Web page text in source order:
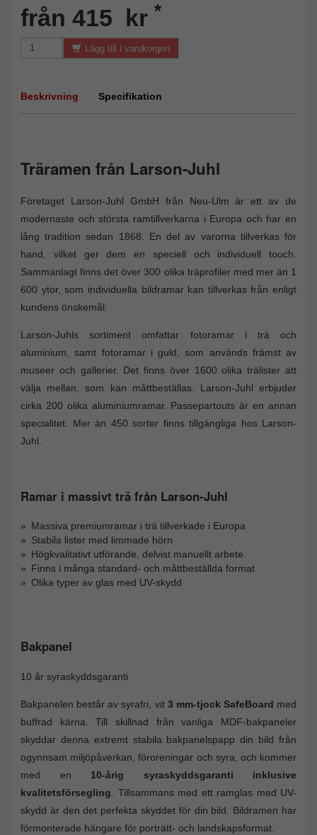
från 415 kr *
Lägg till i varukorgen
Beskrivning Specifikation
Träramen från Larson-Juhl
Företaget Larson-Juhl GmbH från Neu-Ulm är ett av de
modernaste och största ramtillverkarna i Europa och har en
lång tradition sedan 1868. En del av varorna tillverkas för
hand, vilket ger dem en speciell och individuell touch.
Sammanlagt finns det över 300 olika träprofiler med mer än 1
600 ytor, som individuella bildramar kan tillverkas från enligt
kundens önskemål.
Larson-Juhls sortiment omfattar fotoramar i trä och
aluminium, samt fotoramar i guld, som används främst av
museer och gallerier. Det finns över 1600 olika trälister att
välja mellan, som kan måttbeställas. Larson-Juhl erbjuder
cirka 200 olika aluminiumramar. Passepartouts är en annan
specialitet. Mer än 450 sorter finns tillgängliga hos Larson-
Juhl.
Ramar i massivt trä från Larson-Juhl
Massiva premiumramar i trä tillverkade i Europa
Stabila lister med limmade hörn
Högkvalitativt utförande, delvist manuellt arbete
Finns i många standard- och måttbeställda format
Olika typer av glas med UV-skydd
Bakpanel
10 år syraskyddsgaranti
Bakpanelen består av syrafri, vit3 mm-tjock SafeBoard med
buffrad kärna. Till skillnad från vanliga MDF-bakpaneler
skyddar denna extremt stabila bakpanelspapp din bild från
ogynnsam miljöpåverkan, föroreningar och syra, och kommer
med en 10-årig syraskyddsgaranti inklusive
kvalitetsförsegling. Tillsammans med ett ramglas med UV-
skydd är den det perfekta skyddet för din bild. Bildramen har
förmonterade hängare för porträtt- och landskapsformat.